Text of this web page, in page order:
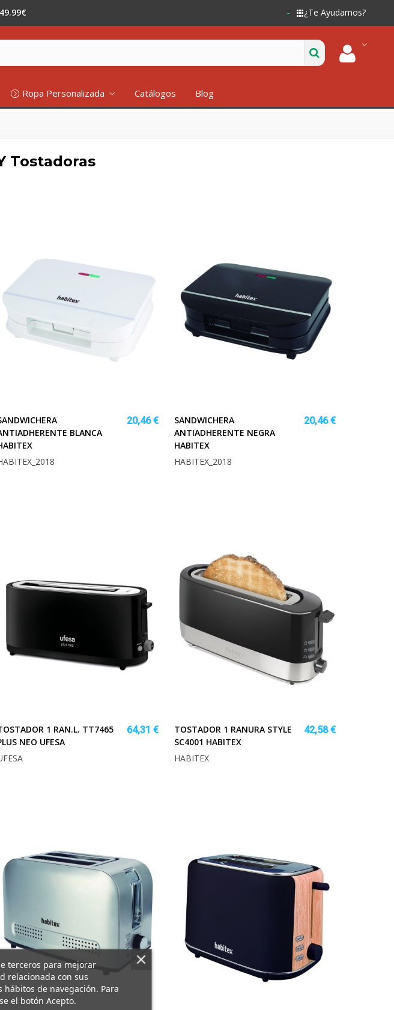
¿Te Ayudamos?
Ropa Personalizada Catálogos Blog
Tostadoras
BLANCA
20,46 €
SANDWICHERA
ANTIADHERENTE NEGRA
HABITEX
20,46 €
HABITEX_2018
1 RAN.L. TT7465
NEO UFESA
64,31 €
TOSTADOR 1 RANURA STYLE
SC4001 HABITEX
42,58 €
HABITEX
terceros para mejorar
relacionada con sus
de navegación. Para
el botón Acepto.